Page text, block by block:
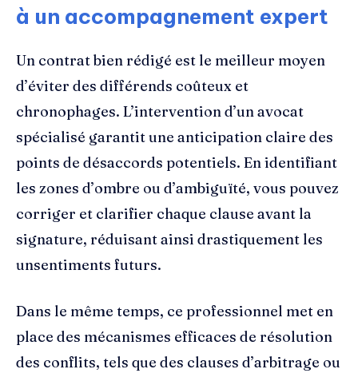
à un accompagnement expert
Un contrat bien rédigé est le meilleur moyen
d’éviter des différends coûteux et
chronophages. L’intervention d’un avocat
spécialisé garantit une anticipation claire des
points de désaccords potentiels. En identifiant
les zones d’ombre ou d’ambiguïté, vous pouvez
corriger et clarifier chaque clause avant la
signature, réduisant ainsi drastiquement les
unsentiments futurs.
Dans le même temps, ce professionnel met en
place des mécanismes efficaces de résolution
des conflits, tels que des clauses d’arbitrage ou